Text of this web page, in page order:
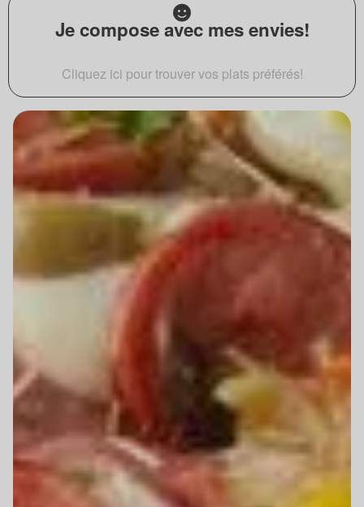
Je compose avec mes envies!
Cliquez ici pour trouver vos plats préférés!